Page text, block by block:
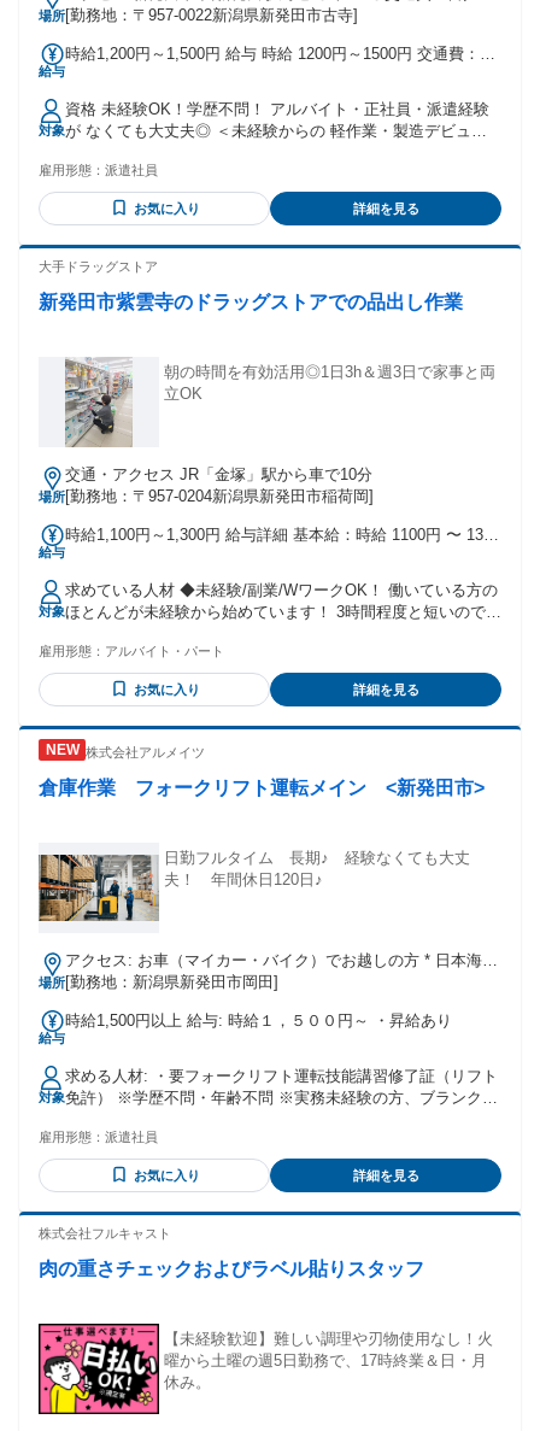
場所(規定)
[勤務地：〒957-0022新潟県新発田市古寺]
給与
時給1,200円～1,500円 給与 時給 1200円～1500円 交通費：交
対象
資格 未経験OK！学歴不問！ アルバイト・正社員・派遣経験
が なくても大丈夫◎ ＜未経験からの 軽作業・製造デビュー
事でも挑戦してみたい方 ・少しブランクはあるけど復帰した
い方 ・アルバイト経験しかないけど 安定して働きたい方 ・
自分のペースを大切に働きたい方 ・条件面はもちろん、職場
積みたい方 ・経験はないけど、サービス残業や 休日出勤がな
ある方も大歓迎！＞ ◎こんなご経験をお持ちの方 も活躍中で
業 ・荷物の積み込み・積み下ろし作業 ・座り作業での検品ラ
イン作業 など まずは気軽に理想の働き方を ご相談くださ
い！ 未経験からのチャレンジ、 経験を活かしたキャリア
UP、 寄り添いながら全力で サポートいたします！
雇用形態： 派遣社員
お気に入り 詳細を見る
大手ドラッグストア
新発田市紫雲寺のドラッグストアでの品出し作業
朝の時間を有効活用◎1日3h＆週3日で家事と両
立OK
場所
交通・アクセス JR「金塚」駅から車で10分
[勤務地：〒957-0204新潟県新発田市稲荷岡]
給与
時給1,100円～1,300円 給与詳細 基本給：時給 1100円 〜 1300
対象
求めている人材 ◆未経験/副業/WワークOK！ 働いている方の
ほとんどが未経験から始めています！ 3時間程度と短いのでW
から60代までマルチに活躍しています♪ 予定のない日中にス
キマ仕事してみませんか？ 長期勤務可能な方も大歓迎で
す！！！ ◆扶養内OK / 扶養控除内相談可 ◆中高年活躍中 /
雇用形態： アルバイト・パート
お気に入り 詳細を見る
株式会社アルメイツ
倉庫作業 フォークリフト運転メイン <新発田市>
日勤フルタイム 長期♪ 経験なくても大丈
夫！ 年間休日120日♪
場所
アクセス: お車（マイカー・バイク）でお越しの方 * 日本海東
北自動車道「聖籠新発田IC」より： 車で約10〜15分 * 国道7
根」交差点方面から県道へ入るとスムーズです。 * ※工場・
[勤務地：新潟県新発田市岡田]
給与
時給1,500円以上 給与: 時給１，５００円～ ・昇給あり
対象
求める人材: ・要フォークリフト運転技能講習修了証（リフト
免許） ※学歴不問・年齢不問 ※実務未経験の方、ブランクの
雇用形態： 派遣社員
お気に入り 詳細を見る
株式会社フルキャスト
肉の重さチェックおよびラベル貼りスタッフ
【未経験歓迎】難しい調理や刃物使用なし！火
曜から土曜の週5日勤務で、17時終業＆日・月
休み。